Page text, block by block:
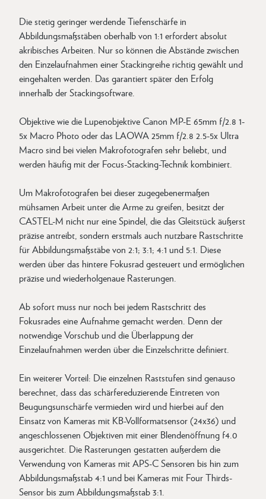
Die stetig geringer werdende Tiefenschärfe in
Abbildungsmaßstäben oberhalb von 1:1 erfordert absolut
akribisches Arbeiten. Nur so können die Abstände zwischen
den Einzelaufnahmen einer Stackingreihe richtig gewählt und
eingehalten werden. Das garantiert später den Erfolg
innerhalb der Stackingsoftware.
Objektive wie die Lupenobjektive Canon MP-E 65mm f/2.8 1-
5x Macro Photo oder das LAOWA 25mm f/2.8 2.5-5x Ultra
Macro sind bei vielen Makrofotografen sehr beliebt, und
werden häufig mit der Focus-Stacking-Technik kombiniert.
Um Makrofotografen bei dieser zugegebenermaßen
mühsamen Arbeit unter die Arme zu greifen, besitzt der
CASTEL-M nicht nur eine Spindel, die das Gleitstück äußerst
präzise antreibt, sondern erstmals auch nutzbare Rastschritte
für Abbildungsmaßstäbe von 2:1; 3:1; 4:1 und 5:1. Diese
werden über das hintere Fokusrad gesteuert und ermöglichen
präzise und wiederholgenaue Rasterungen.
Ab sofort muss nur noch bei jedem Rastschritt des
Fokusrades eine Aufnahme gemacht werden. Denn der
notwendige Vorschub und die Überlappung der
Einzelaufnahmen werden über die Einzelschritte definiert.
Ein weiterer Vorteil: Die einzelnen Raststufen sind genauso
berechnet, dass das schärfereduzierende Eintreten von
Beugungsunschärfe vermieden wird und hierbei auf den
Einsatz von Kameras mit KB-Vollformatsensor (24x36) und
angeschlossenen Objektiven mit einer Blendenöffnung f4.0
ausgerichtet. Die Rasterungen gestatten außerdem die
Verwendung von Kameras mit APS-C Sensoren bis hin zum
Abbildungsmaßstab 4:1 und bei Kameras mit Four Thirds-
Sensor bis zum Abbildungsmaßstab 3:1.